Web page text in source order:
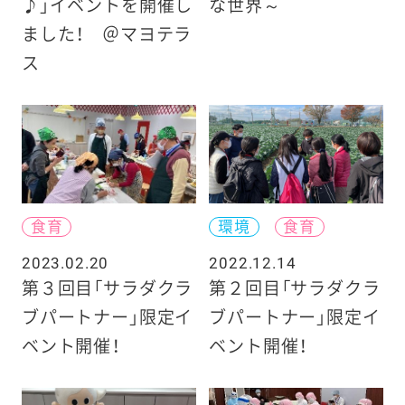
♪」イベントを開催し
ました！ ＠マヨテラ
ス
な世界～
食育
2023.02.20
第３回目「サラダクラ
ブパートナー」限定イ
ベント開催！
環境
食育
2022.12.14
第２回目「サラダクラ
ブパートナー」限定イ
ベント開催！